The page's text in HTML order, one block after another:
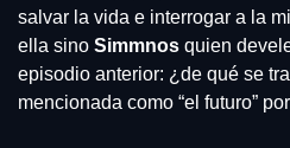
salvar la vida e interrogar a la
ella sino Simmnos quien
episodio anterior: ¿de qué se
mencionada como “el futuro”